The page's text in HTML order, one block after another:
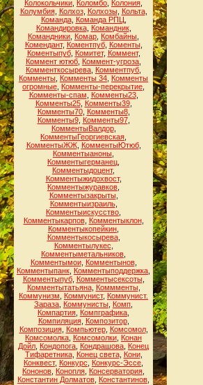
Колокольчики Коломбо Колония
Колумбия, Колхоз, Колхозы, Кольта,
Команда, Команда РПЦ
Командировка, Командник,
Командники Комар Комбайны
Комендант, Коментпуб, Коменты,
Коментыпуб, Комитет, Коммент,
Коммент ютюб Коммент-угроза
Комменткосырева Комментпуб
Комменты Комменты 34 Комменты
огромные Комменты-перекрытие
Комменты-спам
Комменты23,
Комменты25, Комменты39,
Комменты70, Комменты8,
Комменты9, Комменты97,
КомментыВалдор,
КомментыГеоргиевская
КомментыЖЖ, КомментыЮтюб,
Комментыаноны
Комментыгерманец
Комментыдоцент,
Комментыжидохвост,
Комментыжуравков
Комментызакрыты,
Комментыизраиль,
Комментыискусство
Комментыкарпов, Комментыклон,
Комментыкопейкин
Комментыкосырева,
Комментылукес
Комментыметальников
Комментымои, Комментынов,
Комментыпанк Комментыподдержка
Комментыпуб, Комментысексоты,
Комментытатьяна, Коммменты,
Коммунизм
Коммунист, Коммунист.
Зараза Коммунисты Комп
Компартия Компграфика
Компиляция, Композитор,
Композиция, Компьютер, Комсомол,
Комсомолка Комсомолки Конан
Дойл Кондопога Кондрашова Конец
Тифаретника, Конец света, Кони,
Конквест, Конкурс Конкурс-Эссе
Кононов Конопля Консерватория
Константин Долматов Константинов